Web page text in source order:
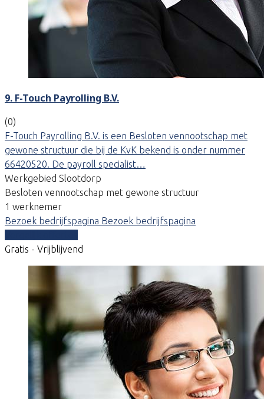
9. F-Touch Payrolling B.V.
(0)
F-Touch Payrolling B.V. is een Besloten vennootschap met
gewone structuur die bij de KvK bekend is onder nummer
66420520. De payroll specialist…
Werkgebied Slootdorp
Besloten vennootschap met gewone structuur
1 werknemer
Bezoek bedrijfspagina Bezoek bedrijfspagina
Gratis - Vrijblijvend